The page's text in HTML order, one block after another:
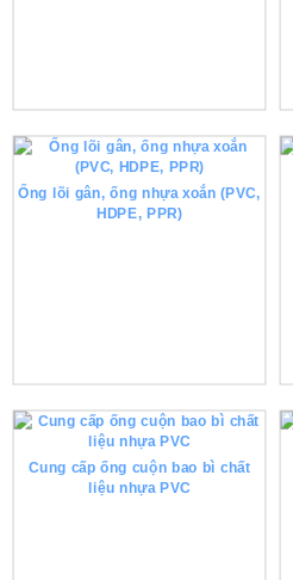
Ống lõi gân, ống nhựa xoắn (PVC,
HDPE, PPR)
Cung cấp ống cuộn bao bì chất
liệu nhựa PVC